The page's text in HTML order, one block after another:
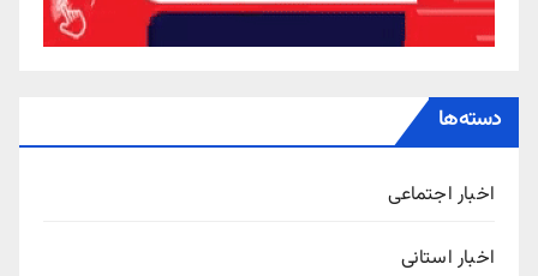
دسته‌ها
اخبار اجتماعی
اخبار استانی